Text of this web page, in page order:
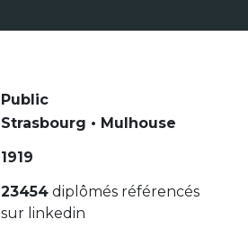
Public
Strasbourg • Mulhouse
1919
23454 diplômés référencés
sur linkedin